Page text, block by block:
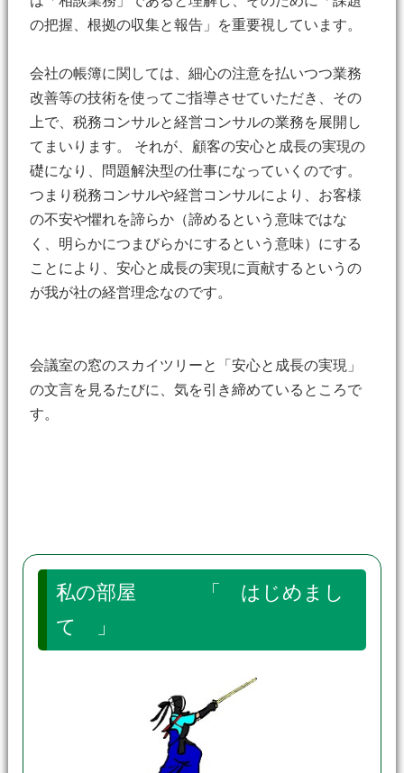
の把握、根拠の収集と報告」を重要視しています。
会社の帳簿に関しては、細心の注意を払いつつ業務
改善等の技術を使ってご指導させていただき、その
上で、税務コンサルと経営コンサルの業務を展開し
てまいります。 それが、顧客の安心と成長の実現の
礎になり、問題解決型の仕事になっていくのです。
つまり税務コンサルや経営コンサルにより、お客様
の不安や懼れを諦らか（諦めるという意味ではな
く、明らかにつまびらかにするという意味）にする
ことにより、安心と成長の実現に貢献するというの
が我が社の経営理念なのです。
会議室の窓のスカイツリーと「安心と成長の実現」
の文言を見るたびに、気を引き締めているところで
す。
私の部屋 「 はじめまし
て 」